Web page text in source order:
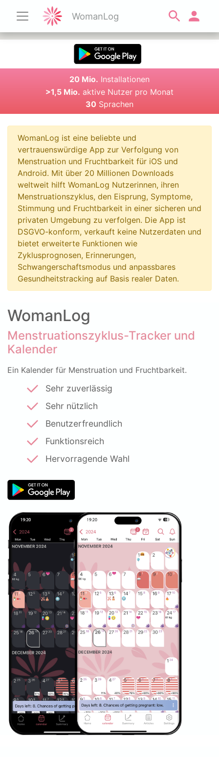
WomanLog
20 Mio. Installationen
>1,5 Mio. aktive Nutzer pro Monat
30 Sprachen
WomanLog ist eine beliebte und
vertrauenswürdige App zur Verfolgung von
Menstruation und Fruchtbarkeit für iOS und
Android. Mit über 20 Millionen Downloads
weltweit hilft WomanLog Nutzerinnen, ihren
Menstruationszyklus, den Eisprung, Symptome,
Stimmung und Fruchtbarkeit in einer sicheren und
privaten Umgebung zu verfolgen. Die App ist
DSGVO-konform, verkauft keine Nutzerdaten und
bietet erweiterte Funktionen wie
Zyklusprognosen, Erinnerungen,
Schwangerschaftsmodus und anpassbares
Gesundheitstracking auf Basis realer Daten.
WomanLog
Menstruationszyklus-Tracker und
Kalender
Ein Kalender für Menstruation und Fruchtbarkeit.
Sehr zuverlässig
Sehr nützlich
Benutzerfreundlich
Funktionsreich
Hervorragende Wahl